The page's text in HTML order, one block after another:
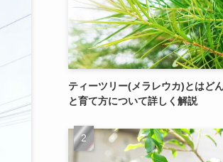
ティーツリー(メラレウカ)とはど
と育て方について詳しく解説